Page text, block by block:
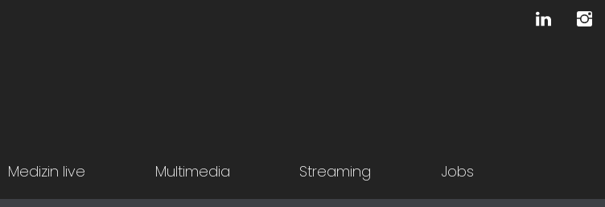
Medizin live Multimedia Streaming Jobs